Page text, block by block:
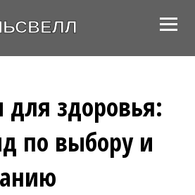
здоровья:
по выбору и